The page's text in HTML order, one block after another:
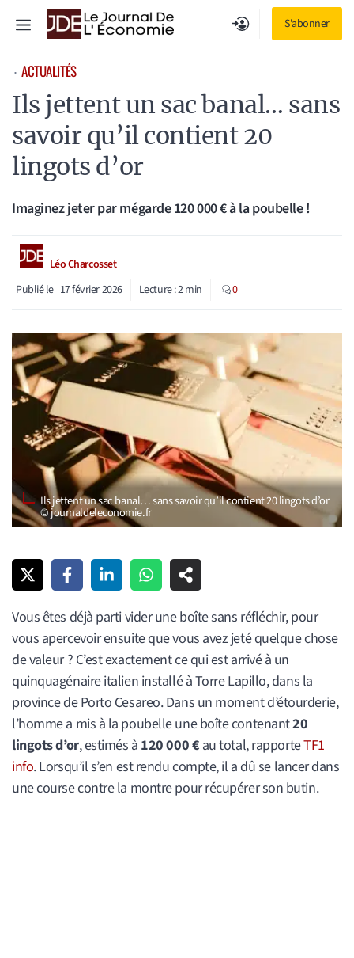
S'abonner
Menu
⋅ ACTUALITÉS
Ils jettent un sac banal… sans
savoir qu’il contient 20
lingots d’or
Imaginez jeter par mégarde 120 000 € à la poubelle !
Léo Charcosset
Publié le 17 février 2026 Lecture :2min 0
Ils jettent un sac banal… sans savoir qu’il contient 20 lingots d’or
© journaldeleconomie.fr
Vous êtes déjà parti vider une boîte sans réfléchir, pour
vous apercevoir ensuite que vous avez jeté quelque chose
de valeur ? C’est exactement ce qui est arrivé à un
quinquagénaire italien installé à Torre Lapillo, dans la
province de Porto Cesareo. Dans un moment d’étourderie,
l’homme a mis à la poubelle une boîte contenant20
lingots d’or, estimés à 120 000 € au total, rapporteTF1
info. Lorsqu’il s’en est rendu compte, il a dû se lancer dans
une course contre la montre pour récupérer son butin.